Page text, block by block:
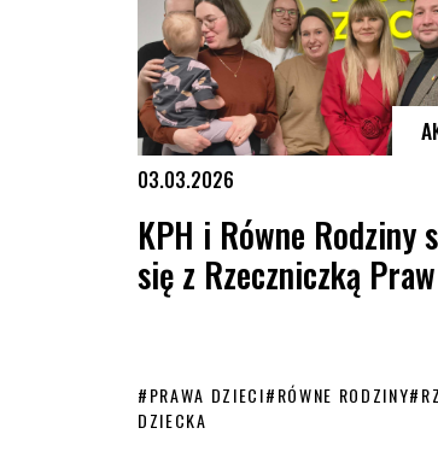
03.03.2026
KPH i Równe Rodziny
się z Rzeczniczką
#PRAWA DZIECI#RÓWNE RODZINY#
DZIECKA